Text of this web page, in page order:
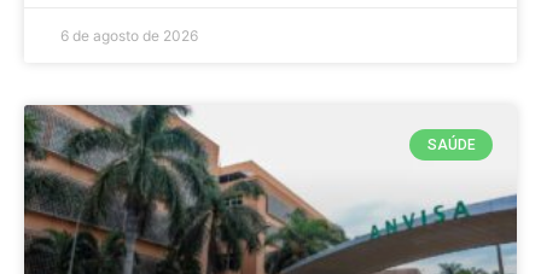
6 de agosto de 2026
SAÚDE